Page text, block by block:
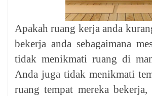
Apakah ruang kerja anda
bekerja anda sebagaimana
tidak menikmati ruang di
Anda juga tidak menikmati
ruang tempat mereka